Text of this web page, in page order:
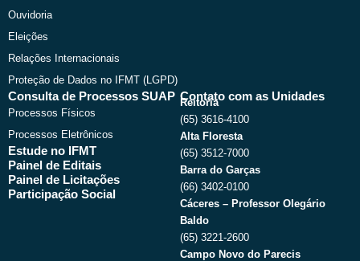
Ouvidoria
Eleições
Relações Internacionais
Proteção de Dados no IFMT (LGPD)
Consulta de Processos SUAP
Processos Físicos
Processos Eletrônicos
Estude no IFMT
Painel de Editais
Painel de Licitações
Participação Social
Contato com as Unidades
Reitoria
(65) 3616-4100
Alta Floresta
(65) 3512-7000
Barra do Garças
(66) 3402-0100
Cáceres – Professor Olegário
Baldo
(65) 3221-2600
Campo Novo do Parecis